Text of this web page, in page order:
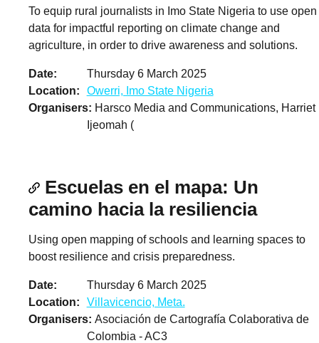
To equip rural journalists in Imo State Nigeria to use open
data for impactful reporting on climate change and
agriculture, in order to drive awareness and solutions.
Date
Thursday 6 March 2025
Location
Owerri, Imo State Nigeria
Organisers
Harsco Media and Communications, Harriet
Ijeomah (
Escuelas en el mapa: Un
camino hacia la resiliencia
Using open mapping of schools and learning spaces to
boost resilience and crisis preparedness.
Date
Thursday 6 March 2025
Location
Villavicencio, Meta.
Organisers Asociación de Cartografía Colaborativa de
Colombia - AC3